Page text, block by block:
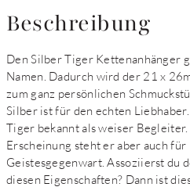
Beschreibung
Den Silber Tiger Kettenanhänger
Namen. Dadurch wird der 21 x
zum ganz persönlichen
Silber ist für den echten
Tiger bekannt als weiser
Erscheinung steht er aber auch
Geistesgegenwart. Assoziierst du
diesen Eigenschaften? Dann ist